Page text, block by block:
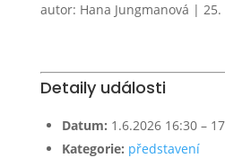
autor: Hana Jungmanová | 25.
Detaily události
Datum: 1.6.2026 16:30–
Kategorie: představení